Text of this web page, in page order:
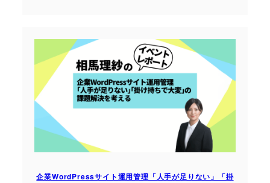
企業WordPressサイト運用管理「人手が足りない」「掛